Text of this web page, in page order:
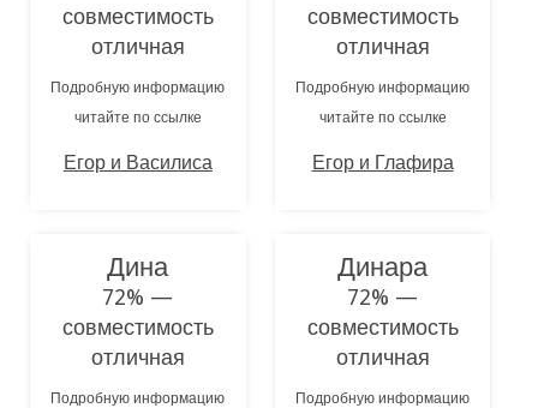
совместимость
отличная
Подробную информацию
читайте по ссылке
Егор и Василиса
совместимость
отличная
Подробную информацию
читайте по ссылке
Егор и Глафира
Дина
72% —
совместимость
отличная
Подробную информацию
Динара
72% —
совместимость
отличная
Подробную информацию